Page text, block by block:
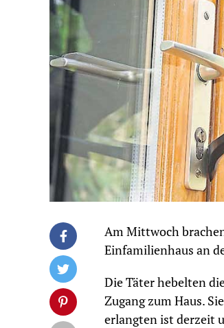
Am Mittwoch
Einfamilienhaus an
Die Täter hebelten
Zugang zum Haus.
erlangten ist derzeit